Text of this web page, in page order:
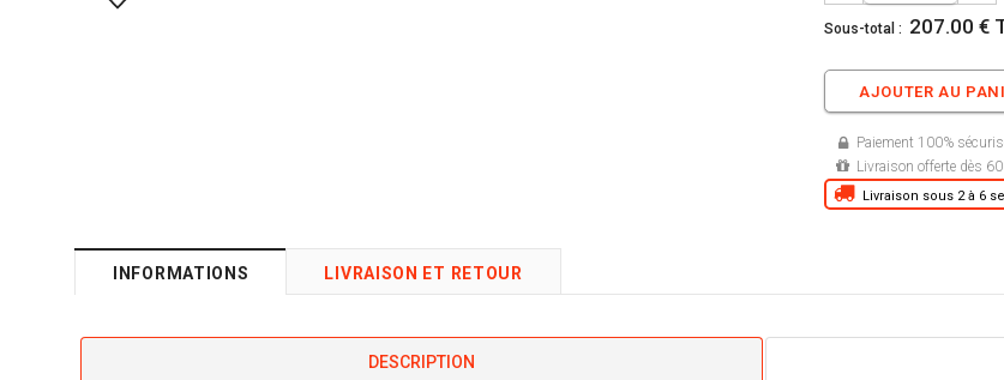
Sous-total : 207.00 €
Paiement 100%
Livraison offerte dès
Livraison sous 2 à 6
INFORMATIONS LIVRAISON ET RETOUR
DESCRIPTION